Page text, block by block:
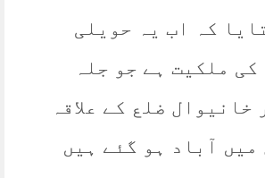
کہ اب یہ حویلی
کی ملکیت ہے جو جلہ
خانیوال ضلع کے علاقہ
میں آباد ہو گئے ہیں